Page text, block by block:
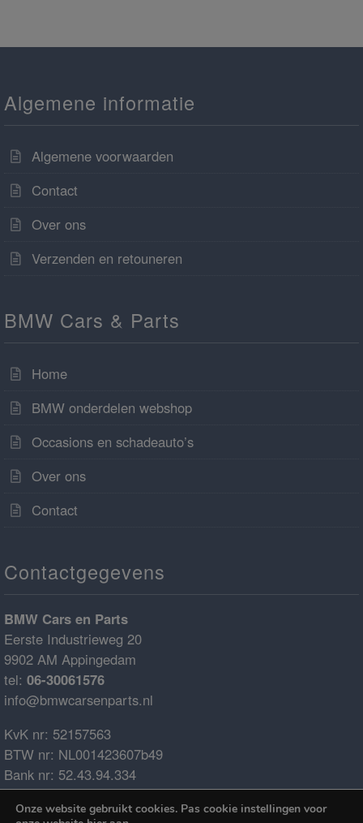
Algemene informatie
Algemene voorwaarden
Contact
Over ons
Verzenden en retouneren
BMW Cars & Parts
Home
BMW onderdelen webshop
Occasions en schadeauto’s
Over ons
Contact
Contactgegevens
BMW Cars en Parts
Eerste Industrieweg 20
9902 AM Appingedam
tel: 06-30061576
info@bmwcarsenparts.nl
KvK nr: 52157563
BTW nr: NL001423607b49
Bank nr: 52.43.94.334
IBAN: NL68ABNA0524394334
BIC: ABNANL2A
Onze website gebruikt cookies. Pas cookie instellingen voor